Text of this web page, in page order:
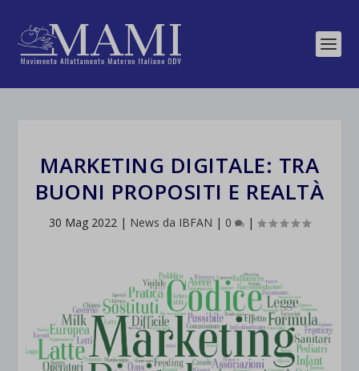
MARKETING DIGITALE: TRA
BUONI PROPOSITI E REALTÀ
30 Mag 2022 | News da IBFAN | 0 |